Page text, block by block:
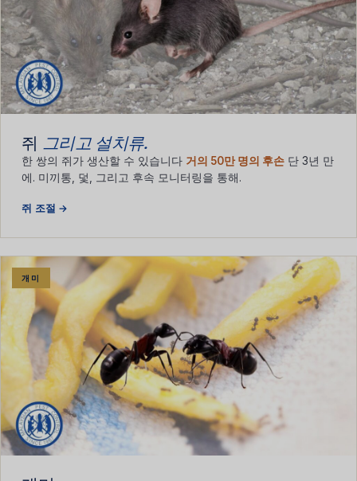
쥐 그리고 설치류.
한 쌍의 쥐가 생산할 수 있습니다 거의 50만 명의 후손 단 3년 만
에. 미끼통, 덫, 그리고 후속 모니터링을 통해.
쥐 조절 →
개미